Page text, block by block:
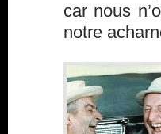
car nous
notre